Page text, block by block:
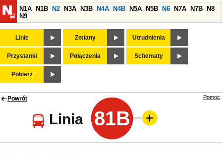
N1A
N1B N2 N3A N3B N4A N4B N5A N5B N6 N7A N7B
N8
N9
Linie Zmiany Utrudnienia
Przystanki Połączenia Schematy
Pobierz
Powrót
Linia 81B
Pomoc